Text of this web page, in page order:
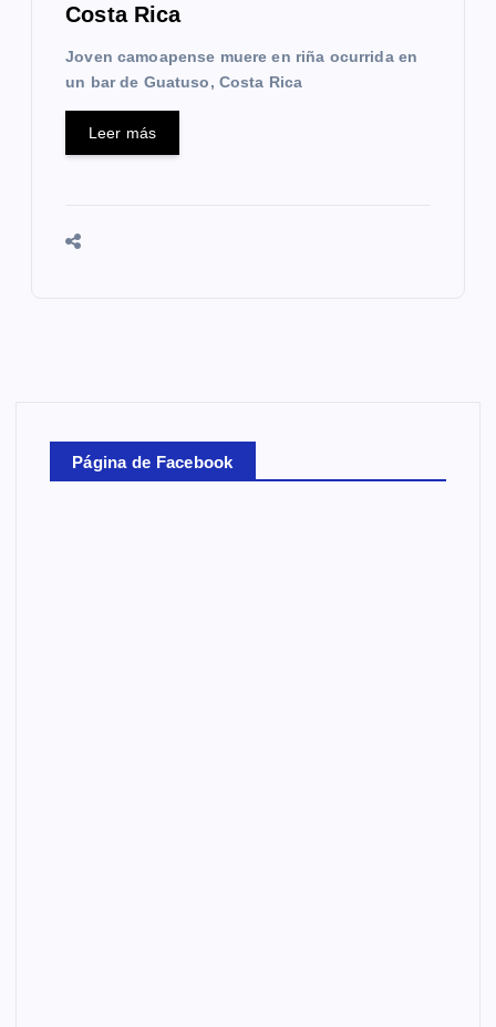
Costa Rica
Joven camoapense muere en riña ocurrida en
un bar de Guatuso, Costa Rica
Leer más
Página de Facebook